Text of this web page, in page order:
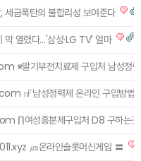
금폭탄의 불합리성 보여준다
막 열렸다…'삼성·LG TV' 얼마
발기부전치료제 구입처 남성정력
㎋남성정력제 온라인 구입방
∏여성흥분제구입처 D8 구하는곳
㎲온라인슬롯머신게임 〓